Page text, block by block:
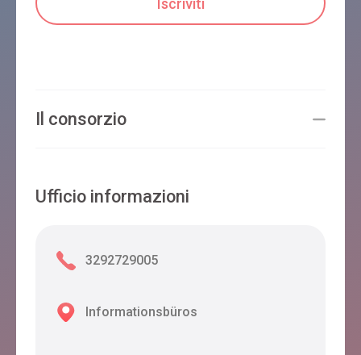
Il consorzio
Ufficio informazioni
3292729005
Informationsbüros